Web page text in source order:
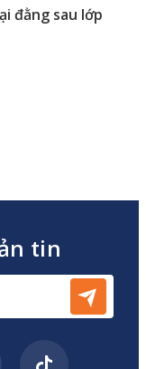
đằng sau lớp
tin